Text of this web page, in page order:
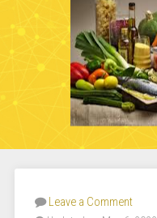
Leave a Comment